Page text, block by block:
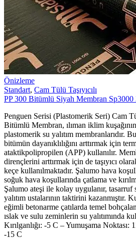
Önizleme
Standart, Cam Tülü Taşıyıcılı
PP 300 Bitümlü Siyah Membran
Penguen Serisi (Plastomerik Seri) Cam
Bitümlü Membran, ılıman iklim
plastomerik su yalıtım membranlarıdır.
bitümün dayanıklılığını arttırmak için
ataktikpolipropilen (APP) kullanılır.
dirençlerini arttırmak için de taşıyıcı
keçe kullanılmaktadır. Şalumo hava
soğuk hava koşullarında çatlama ve
Şalumo ateşi ile kolay uygulanır,
yalıtım ustalarının taktirini kazanmıştır.
eğimli betonarme çatılarda temel
ıslak ve sulu zeminlerin su yalıtımında
Kırılganlığı: -5 C – Yumuşama Noktası:
-15 C